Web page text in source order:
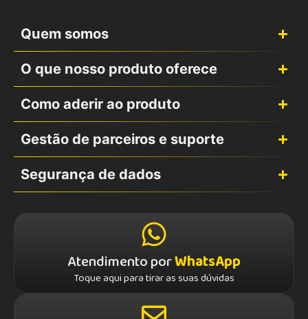
Quem somos
O que nosso produto oferece
Como aderir ao produto
Gestão de parceiros e suporte
Segurança de dados
Atendimento porWhatsApp
Toque aqui para tirar as suas dúvidas